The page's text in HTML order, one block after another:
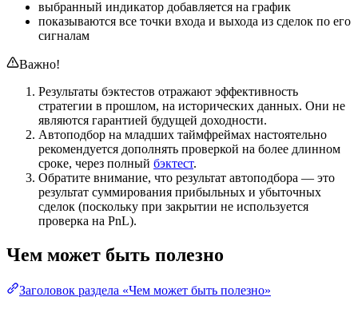
выбранный индикатор добавляется на график
показываются все точки входа и выхода из сделок по его
сигналам
Важно!
Результаты бэктестов отражают эффективность
стратегии в прошлом, на исторических данных. Они не
являются гарантией будущей доходности.
Автоподбор на младших таймфреймах настоятельно
рекомендуется дополнять проверкой на более длинном
сроке, через полный бэктест.
Обратите внимание, что результат автоподбора — это
результат суммирования прибыльных и убыточных
сделок (поскольку при закрытии не используется
проверка на PnL).
Чем может быть полезно
Заголовок раздела «Чем может быть полезно»